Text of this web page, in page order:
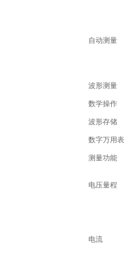
自动测量
波形测量
数学操作
波形存储
数字万用表
测量功能
电压量程
电流